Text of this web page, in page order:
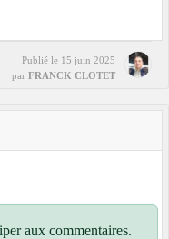
Publié le 15 juin 2025
par FRANCK CLOTET
aux commentaires.